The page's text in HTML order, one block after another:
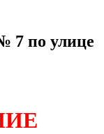
7 по улице